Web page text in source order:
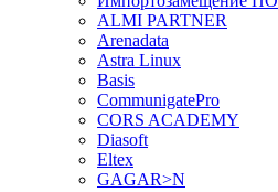
ALMI PARTNER
Arenadata
Astra Linux
Basis
CommunigatePro
CORS ACADEMY
Diasoft
Eltex
GAGAR>N